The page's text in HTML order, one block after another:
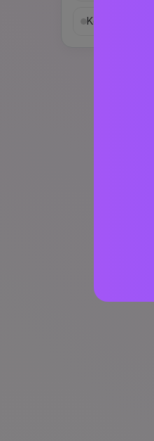
Keluarga